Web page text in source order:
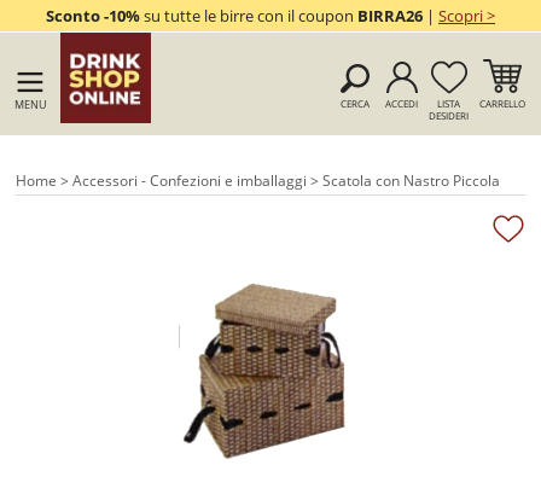
Sconto -10%su tutte le birre con il coupon BIRRA26| Scopri >
MENU CERCA ACCEDI
LISTA
DESIDERI
CARRELLO
Home >Accessori - Confezioni e imballaggi > Scatola con Nastro Piccola